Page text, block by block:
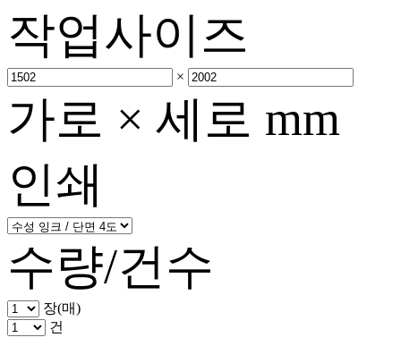
작업사이즈
×
가로 × 세로 mm
인쇄
수량/건수
장(매)
건